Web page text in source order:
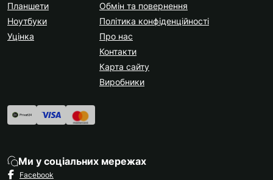
Планшети
Ноутбуки
Уцінка
Обмін та повернення
Політика конфіденційності
Про нас
Контакти
Карта сайту
Виробники
Ми у соціальних мережах
Facebook